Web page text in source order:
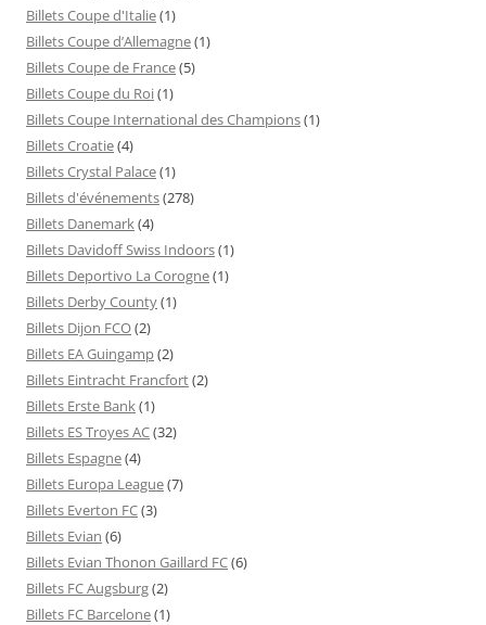
Billets Coupe d'Italie(1)
Billets Coupe d’Allemagne(1)
Billets Coupe de France(5)
Billets Coupe du Roi(1)
Billets Coupe International des Champions(1)
Billets Croatie(4)
Billets Crystal Palace(1)
Billets d'événements(278)
Billets Danemark(4)
Billets Davidoff Swiss Indoors(1)
Billets Deportivo La Corogne(1)
Billets Derby County(1)
Billets Dijon FCO(2)
Billets EA Guingamp(2)
Billets Eintracht Francfort(2)
Billets Erste Bank(1)
Billets ES Troyes AC(32)
Billets Espagne(4)
Billets Europa League(7)
Billets Everton FC(3)
Billets Evian (6)
Billets Evian Thonon Gaillard FC(6)
Billets FC Augsburg(2)
Billets FC Barcelone(1)